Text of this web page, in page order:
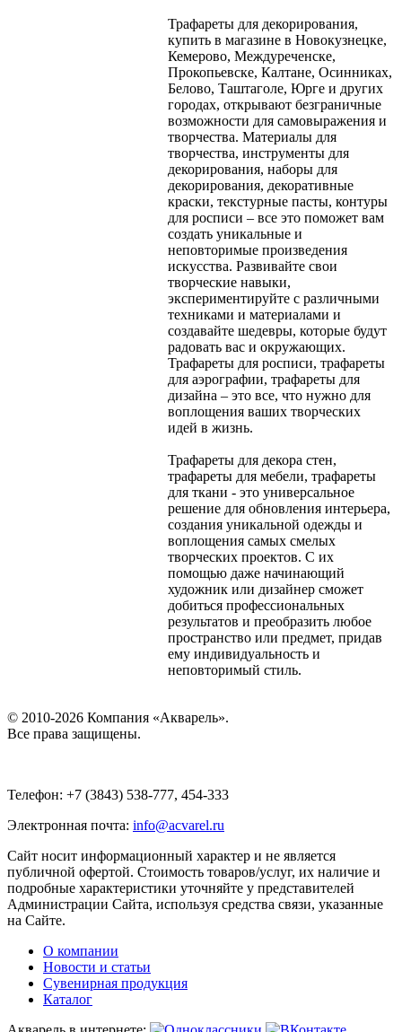
Трафареты для декорирования,
купить в магазине в Новокузнецке,
Кемерово, Междуреченске,
Прокопьевске, Калтане, Осинниках,
Белово, Таштаголе, Юрге и других
городах, открывают безграничные
возможности для самовыражения и
творчества. Материалы для
творчества, инструменты для
декорирования, наборы для
декорирования, декоративные
краски, текстурные пасты, контуры
для росписи – все это поможет вам
создать уникальные и
неповторимые произведения
искусства. Развивайте свои
творческие навыки,
экспериментируйте с различными
техниками и материалами и
создавайте шедевры, которые будут
радовать вас и окружающих.
Трафареты для росписи, трафареты
для аэрографии, трафареты для
дизайна – это все, что нужно для
воплощения ваших творческих
идей в жизнь.
Трафареты для декора стен,
трафареты для мебели, трафареты
для ткани - это универсальное
решение для обновления интерьера,
создания уникальной одежды и
воплощения самых смелых
творческих проектов. С их
помощью даже начинающий
художник или дизайнер сможет
добиться профессиональных
результатов и преобразить любое
пространство или предмет, придав
ему индивидуальность и
неповторимый стиль.
© 2010-2026 Компания «Акварель».
Все права защищены.
Телефон: +7 (3843) 538-777, 454-333
Электронная почта: info@acvarel.ru
Сайт носит информационный характер и не является
публичной офертой. Стоимость товаров/услуг, их наличие и
подробные характеристики уточняйте у представителей
Администрации Сайта, используя средства связи, указанные
на Сайте.
О компании
Новости и статьи
Сувенирная продукция
Каталог